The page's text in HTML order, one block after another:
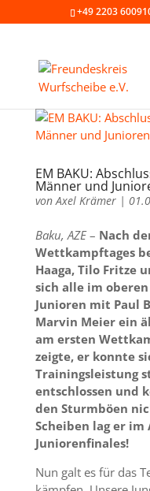
+49 2203
EM BAKU:
Männer und
vonAxel Krämer|
Baku, AZE– Nach
Wettkampftages
Haaga, Tilo Fritze
sich alle im
Junioren mit Paul
Marvin Meier ein
am ersten
zeigte, er konnte
Trainingsleistung
entschlossen und
den Sturmböen
Scheiben lag er im
Juniorenfinales!
Nun galt es für das